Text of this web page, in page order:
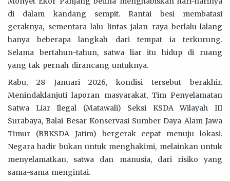
di dalam kandang sempit. Rantai besi membatasi
geraknya, sementara lalu lintas jalan raya berlalu-lalang
hanya beberapa langkah dari tempat ia terkurung.
Selama bertahun-tahun, satwa liar itu hidup di ruang
yang tak pernah dirancang untuknya.
Rabu, 28 Januari 2026, kondisi tersebut berakhir.
Menindaklanjuti laporan masyarakat, Tim Penyelamatan
Satwa Liar Ilegal (Matawali) Seksi KSDA Wilayah III
Surabaya, Balai Besar Konservasi Sumber Daya Alam Jawa
Timur (BBKSDA Jatim) bergerak cepat menuju lokasi.
Negara hadir bukan untuk menghakimi, melainkan untuk
menyelamatkan, satwa dan manusia, dari risiko yang
sama-sama mengintai.